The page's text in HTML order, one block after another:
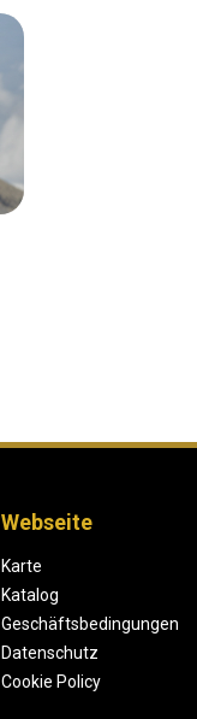
Webseite
Karte
Katalog
Geschäftsbedingungen
Datenschutz
Cookie Policy